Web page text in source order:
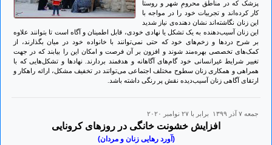
پزشک که در مناطق محرومِ شهر و روستا
کار کرده‌اند و تجربیات خود را در مواجه با
این زنان نگاشته‌اند نشان دهنده‌ی نیاز شدید
این زنان آسیب‌دهنده به یک تشکل یا نهادی خودی، قابل اطمینان و آگاه است تا بتوانند علاوه
بر شرح دردها و زخم‌های خود که حتی نمی‌توانند با خانواده‌ خود در میان بگذارند، از
کمک‌های تخصصی بهره‌مند شوند و افزون بر آن فرصت و امکان این را بیابند که در جهت
تغییر شرایط غیرانسانی خود گام‌های آگاهانه و هدفمند بردارند. نهادها و تشکل‌هایی که با
همراهی و همکاری زنان سطوح مختلف اجتماعی می‌تواتند در تخفیف مشکل، ارائه راهکار و
ارتقای آگاهی زنان آسیب‌دیده نقش پر رنگی داشته باشد.
جمعه ۷ آذر ۱۳۹۹ برابر با ۲۷ نوامبر ۲۰۲۰
افزایش خشونت خانگی در روزهای کرونایی
(آورد رهایی زنان و مردان)